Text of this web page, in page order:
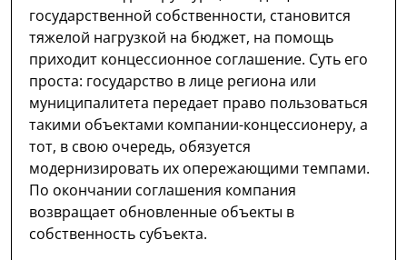
государственной собственности, становится
тяжелой нагрузкой на бюджет, на помощь
приходит концессионное соглашение. Суть его
проста: государство в лице региона или
муниципалитета передает право пользоваться
такими объектами компании-концессионеру, а
тот, в свою очередь, обязуется
модернизировать их опережающими темпами.
По окончании соглашения компания
возвращает обновленные объекты в
собственность субъекта.